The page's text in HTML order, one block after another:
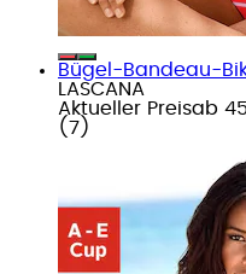
Bügel-Bandeau-
LASCANA
Aktueller Preisab
( 7 )